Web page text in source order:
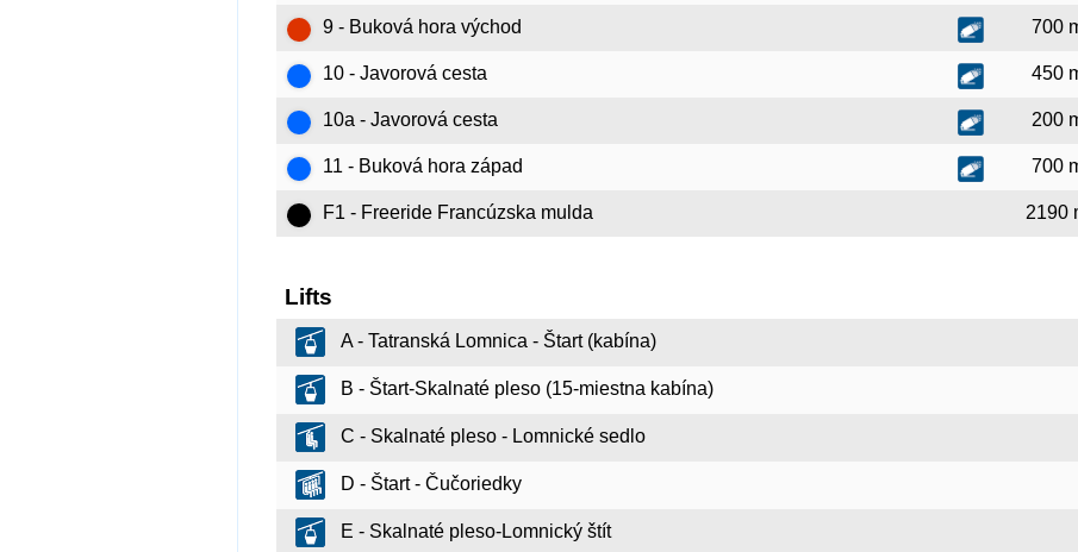
9 - Buková hora východ 700
10 - Javorová cesta 450
10a - Javorová cesta 200
11 - Buková hora západ 700
F1 - Freeride Francúzska mulda 2190
Lifts
A - Tatranská Lomnica - Štart (kabína)
B - Štart-Skalnaté pleso (15-miestna kabína)
C - Skalnaté pleso - Lomnické sedlo
D - Štart - Čučoriedky
E - Skalnaté pleso-Lomnický štít